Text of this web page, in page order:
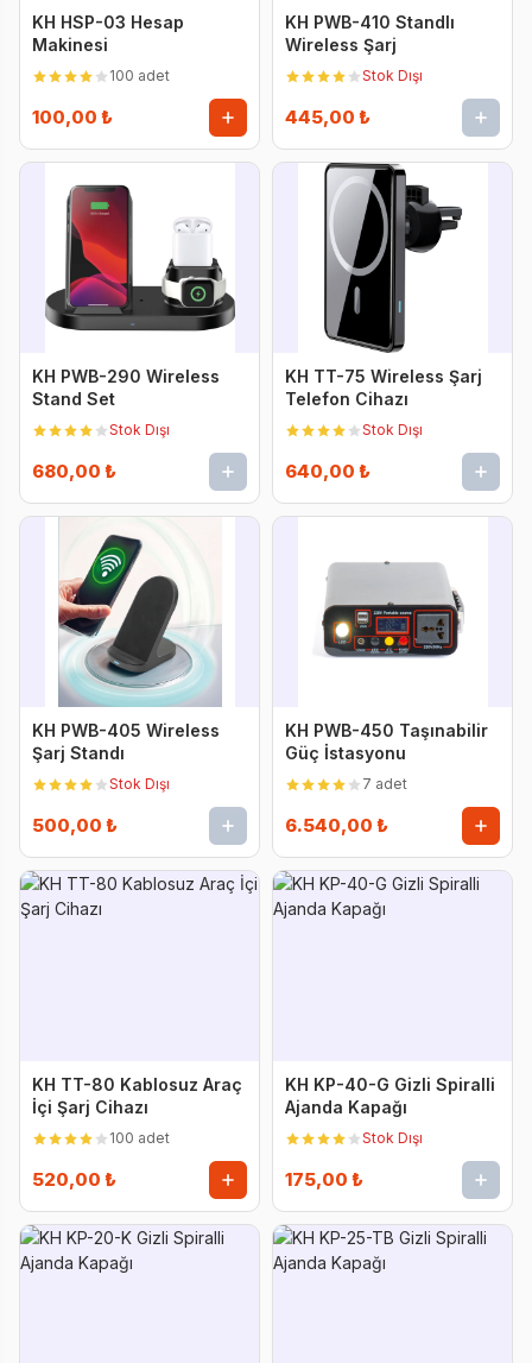
KH HSP-03 Hesap
Makinesi
100 adet
100,00 ₺
KH PWB-410 Standlı
Wireless Şarj
Stok Dışı
445,00 ₺
KH PWB-290 Wireless
Stand Set
Stok Dışı
680,00 ₺
KH TT-75 Wireless Şarj
Telefon Cihazı
Stok Dışı
640,00 ₺
KH PWB-405 Wireless
Şarj Standı
Stok Dışı
500,00 ₺
KH PWB-450 Taşınabilir
Güç İstasyonu
7 adet
6.540,00 ₺
KH TT-80 Kablosuz Araç
İçi Şarj Cihazı
100 adet
520,00 ₺
KH KP-40-G Gizli Spiralli
Ajanda Kapağı
Stok Dışı
175,00 ₺